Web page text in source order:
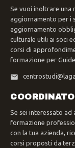
Se vuoi inoltrare una
aggiornamento per i
aggiornamento
culturale utili ai soci
corsi di
formazione per
Se sei interessato ad
formazione
con la tua azienda,
corsi proposti da